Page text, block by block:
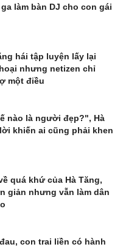
làm bàn DJ cho con gái
hái tập luyện lấy lại
nhưng netizen chỉ
một điều
nào là người đẹp?", Hà
khiến ai cũng phải khen
quá khứ của Hà Tăng,
giản nhưng vẫn làm dân
con trai liền có hành